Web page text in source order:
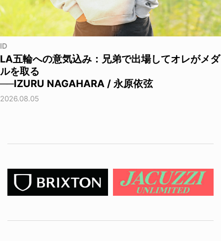
ID
LA五輪への意気込み：兄弟で出場してオレがメダ
ルを取る
──IZURU NAGAHARA / 永原依弦
2026.08.05